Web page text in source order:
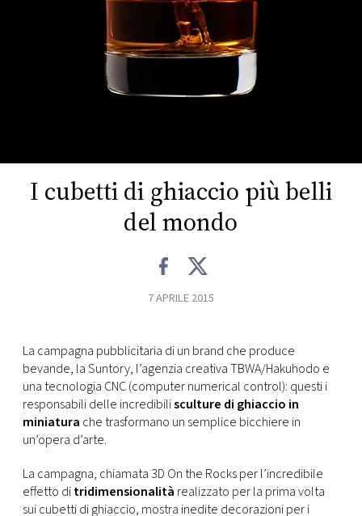
VIDEO
RMC
CONSIGLIA
I cubetti di ghiaccio più belli
del mondo
7 APRILE 2015
La campagna pubblicitaria di un brand che produce
bevande, la Suntory, l’agenzia creativa TBWA/Hakuhodo e
una tecnologia CNC (computer numerical control): questi i
responsabili delle incredibilisculture di ghiaccio in
miniatura che trasformano un semplice bicchiere in
un’opera d’arte.
La campagna, chiamata 3D On the Rocks per l’incredibile
effetto ditridimensionalità realizzato per la prima volta
sui cubetti di ghiaccio, mostra inedite decorazioni per i